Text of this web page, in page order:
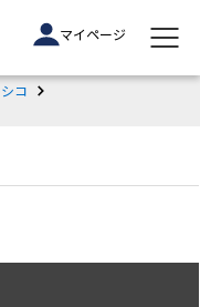
マイページ
コ